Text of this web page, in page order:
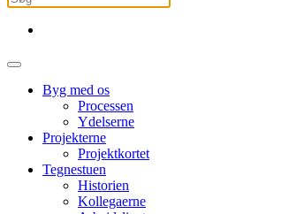
Byg med os
Processen
Ydelserne
Projekterne
Projektkortet
Tegnestuen
Historien
Kollegaerne